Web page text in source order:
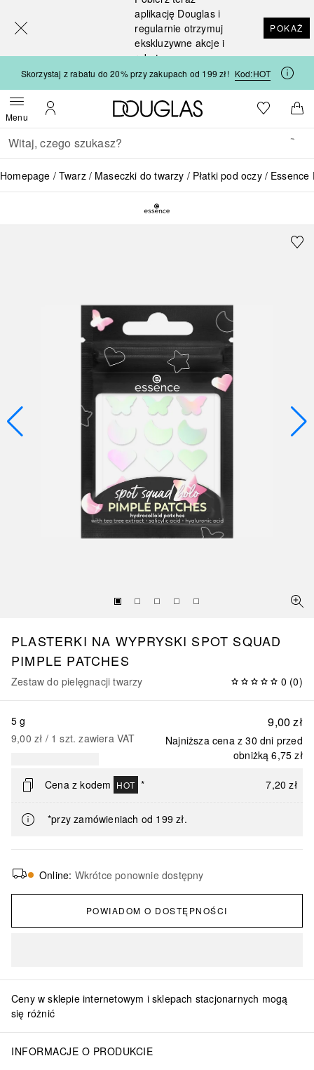
aplikację Douglas i
regularnie otrzymuj
ekskluzywne akcje i
rabaty
POKAŻ
Skorzystaj z rabatu do 20% przy zakupach od 199 zł! Kod:HOT
MenuOtwórz menuMoje konto
Strona główna Douglas
Do listyDo
Wracać
Wykonaj wyszukiwanie
Homepage Twarz Maseczki do twarzy Płatki pod oczy Essence
PLASTERKI NA WYPRYSKI SPOT SQUAD
PIMPLE PATCHES
Zestaw do pielęgnacji twarzy 0 (0)
9,00 zł
Najniższa cena z 30 dni przed
obniżką 6,75 zł
5 g
9,00 zł / 1 szt. zawiera VAT
Cena z kodem HOT * 7,20 zł
*przy zamówieniach od 199 zł.
Online: Wkrótce ponownie dostępny
POWIADOM O DOSTĘPNOŚCI
Ceny w sklepie internetowym i sklepach stacjonarnych mogą
się różnić
INFORMACJE O PRODUKCIE
[navigation.slideout.screenreader]